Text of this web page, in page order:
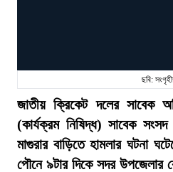
ছবি:
জাতীয় ক্রিকেট দলের সাবেক
(কার্যক্রম নিষিদ্ধ) সাবেক
মাগুরার বাড়িতে হামলার ঘটনা
পৌনে ৯টার দিকে সদর